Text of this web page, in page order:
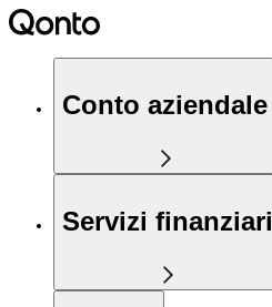
Conto aziendale
Servizi finanziari